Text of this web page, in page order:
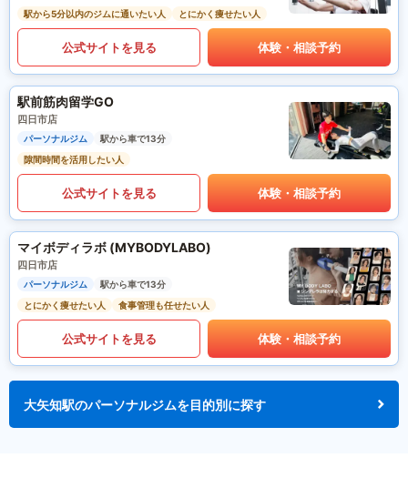
駅から5分以内のジムに通いたい人
とにかく痩せたい人
公式サイトを見る 体験・相談予約
駅前筋肉留学GO
四日市店
パーソナルジム
駅から車で13分
隙間時間を活用したい人
公式サイトを見る 体験・相談予約
マイボディラボ (MYBODYLABO)
四日市店
パーソナルジム
駅から車で13分
とにかく痩せたい人
食事管理も任せたい人
公式サイトを見る 体験・相談予約
大矢知駅のパーソナルジムを目的別に探す